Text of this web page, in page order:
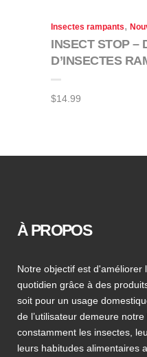
Insectes rampants,
INSECT STOP –
D’INSECTES
$14.99
À PROPOS
Notre objectif est d'améliorer
quotidien grâce à des
soit pour un usage
de l’utilisateur demeure
constamment les insectes,
leurs habitudes alimentaires